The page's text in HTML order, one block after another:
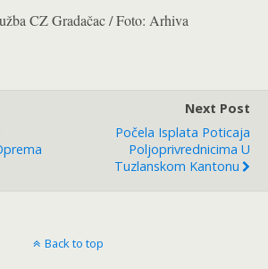
CZ Gradačac / Foto: Arhiva
Next Post
Počela Isplata Poticaja
Poljoprivrednicima U
Tuzlanskom Kantonu
Back to top